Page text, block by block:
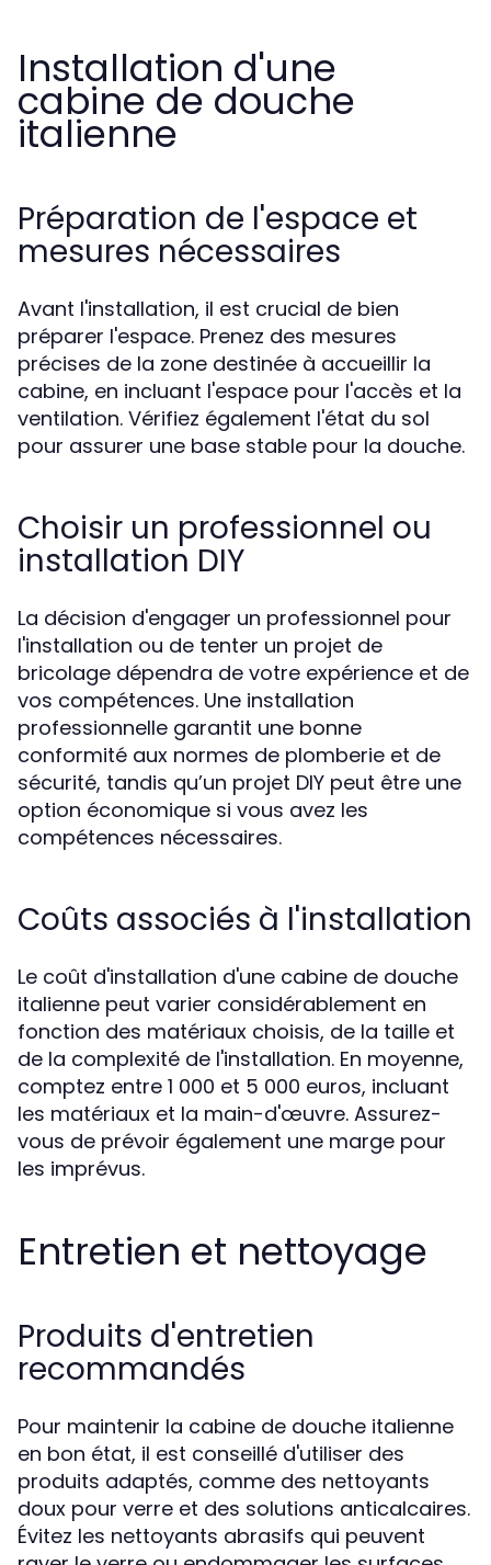
Installation d'une
cabine de douche
italienne
Préparation de l'espace et
mesures nécessaires
Avant l'installation, il est crucial de bien
préparer l'espace. Prenez des mesures
précises de la zone destinée à accueillir la
cabine, en incluant l'espace pour l'accès et la
ventilation. Vérifiez également l'état du sol
pour assurer une base stable pour la douche.
Choisir un professionnel ou
installation DIY
La décision d'engager un professionnel pour
l'installation ou de tenter un projet de
bricolage dépendra de votre expérience et de
vos compétences. Une installation
professionnelle garantit une bonne
conformité aux normes de plomberie et de
sécurité, tandis qu’un projet DIY peut être une
option économique si vous avez les
compétences nécessaires.
Coûts associés à l'installation
Le coût d'installation d'une cabine de douche
italienne peut varier considérablement en
fonction des matériaux choisis, de la taille et
de la complexité de l'installation. En moyenne,
comptez entre 1 000 et 5 000 euros, incluant
les matériaux et la main-d'œuvre. Assurez-
vous de prévoir également une marge pour
les imprévus.
Entretien et nettoyage
Produits d'entretien
recommandés
Pour maintenir la cabine de douche italienne
en bon état, il est conseillé d'utiliser des
produits adaptés, comme des nettoyants
doux pour verre et des solutions anticalcaires.
Évitez les nettoyants abrasifs qui peuvent